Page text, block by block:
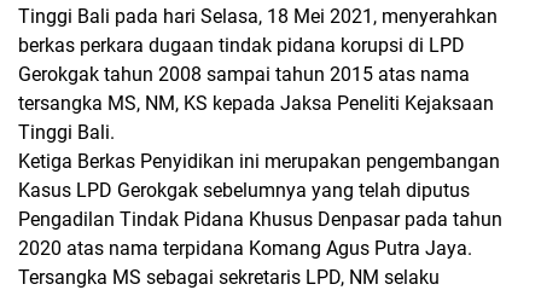
Tinggi Bali pada hari Selasa, 18 Mei 2021, menyerahkan
berkas perkara dugaan tindak pidana korupsi di LPD
Gerokgak tahun 2008 sampai tahun 2015 atas nama
tersangka MS, NM, KS kepada Jaksa Peneliti Kejaksaan
Tinggi Bali.
Ketiga Berkas Penyidikan ini merupakan pengembangan
Kasus LPD Gerokgak sebelumnya yang telah diputus
Pengadilan Tindak Pidana Khusus Denpasar pada tahun
2020 atas nama terpidana Komang Agus Putra Jaya.
Tersangka MS sebagai sekretaris LPD, NM selaku